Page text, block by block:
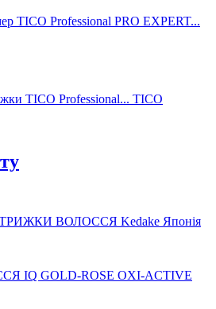
TICO Professional PRO EXPERT...
TICO Professional... TICO
ВОЛОССЯ Kedake Японія
IQ GOLD-ROSE OXI-ACTIVE